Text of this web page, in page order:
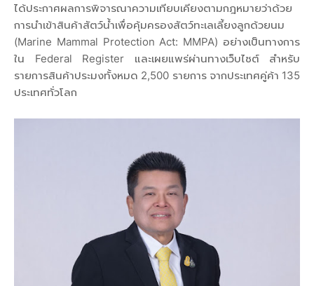
ได้ประกาศผลการพิจารณาความเทียบเคียงตามกฎหมายว่าด้วย
การนำเข้าสินค้าสัตว์น้ำเพื่อคุ้มครองสัตว์ทะเลเลี้ยงลูกด้วยนม
(Marine Mammal Protection Act: MMPA) อย่างเป็นทางการ
ใน Federal Register และเผยแพร่ผ่านทางเว็บไซต์ สำหรับ
รายการสินค้าประมงทั้งหมด 2,500 รายการ จากประเทศคู่ค้า 135
ประเทศทั่วโลก